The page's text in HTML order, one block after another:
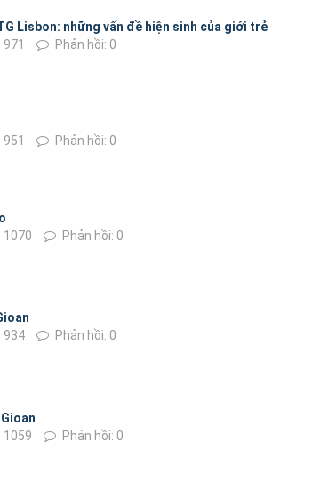
Lisbon: những vấn đề hiện sinh của giới trẻ
Phản hồi: 0
Phản hồi: 0
1070 Phản hồi: 0
934 Phản hồi: 0
1059 Phản hồi: 0